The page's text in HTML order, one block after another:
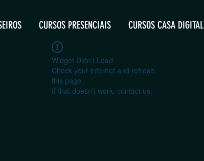
CURSOS PRESENCIAIS CURSOS CASA DIGITAL
Widget Didn’t Load
Check your internet and refresh
this page.
If that doesn’t work, contact us.